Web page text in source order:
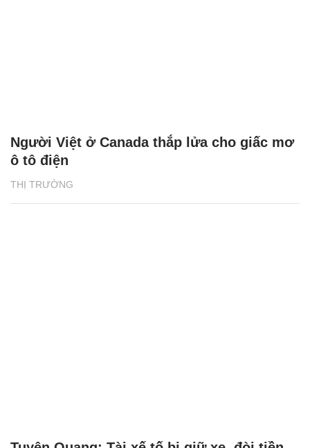
THỊ TRƯỜNG
Người Việt ở Canada thắp lửa cho giấc mơ
ô tô điện